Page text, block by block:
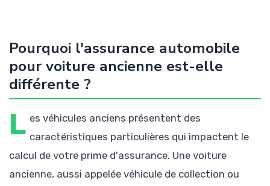
Pourquoi l'assurance automobile
pour voiture ancienne est-elle
différente ?
L es véhicules anciens présentent des
caractéristiques particulières qui impactent le
calcul de votre prime d'assurance. Une voiture
ancienne, aussi appelée véhicule de collection ou